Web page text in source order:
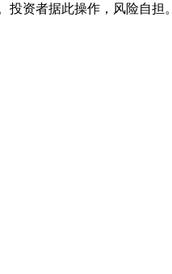
资者据此操作，风险自担。